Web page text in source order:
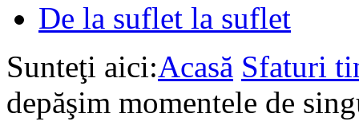
De la suflet la suflet
Sunteţi aici:Acasă Sfaturi
depăşim momentele de